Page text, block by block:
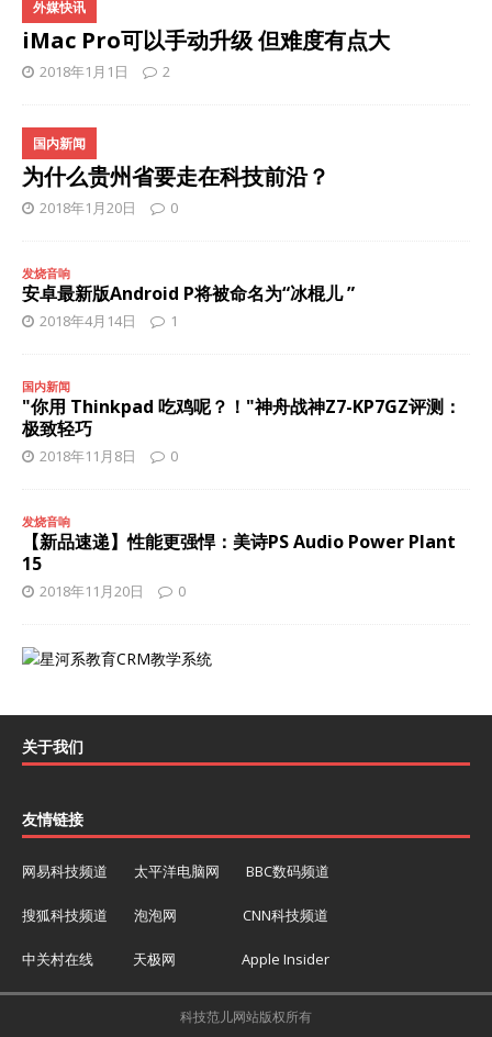
iMac Pro可以手动升级 但难度有点大
外媒快讯
2018年1月1日 2
为什么贵州省要走在科技前沿？
国内新闻
2018年1月20日 0
发烧音响
安卓最新版Android P将被命名为“冰棍儿 ”
2018年4月14日 1
国内新闻
"你用 Thinkpad 吃鸡呢？！"神舟战神Z7-KP7GZ评测：
极致轻巧
2018年11月8日 0
发烧音响
【新品速递】性能更强悍：美诗PS Audio Power Plant
15
2018年11月20日 0
关于我们
友情链接
网易科技频道 太平洋电脑网 BBC数码频道
搜狐科技频道 泡泡网 CNN科技频道
中关村在线 天极网 Apple Insider
科技范儿网站版权所有